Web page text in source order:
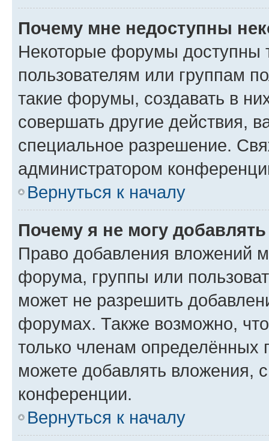
Почему мне недоступны
Некоторые форумы доступны
пользователям или группам
такие форумы, создавать в
совершать другие действия,
специальное разрешение.
администратором
Вернуться к началу
Почему я не могу
Право добавления вложений
форума, группы или
может не разрешить
форумах. Также возможно,
только членам определённых
можете добавлять вложения,
конференции.
Вернуться к началу